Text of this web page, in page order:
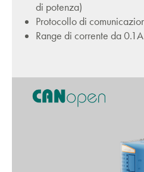
di potenza)
Protocollo di
Range di corrente da